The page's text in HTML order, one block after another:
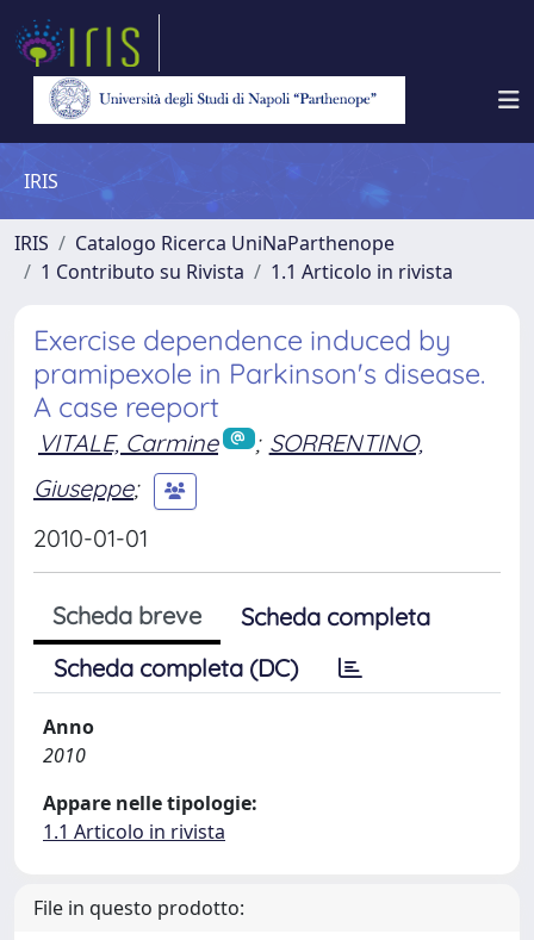
IRIS
IRIS
Catalogo Ricerca UniNaParthenope
1 Contributo su Rivista
1.1 Articolo in rivista
Exercise dependence induced by
pramipexole in Parkinson's disease.
A case reeport
VITALE, Carmine ; SORRENTINO,
Giuseppe;
2010-01-01
Scheda breve
Scheda completa
Scheda completa (DC)
Anno
2010
Appare nelle tipologie:
1.1 Articolo in rivista
File in questo prodotto: